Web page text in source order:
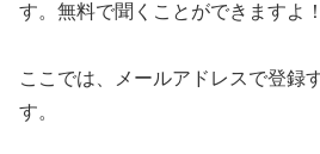
す。無料で聞くことができますよ！
ここでは、メールアドレスで登録
す。